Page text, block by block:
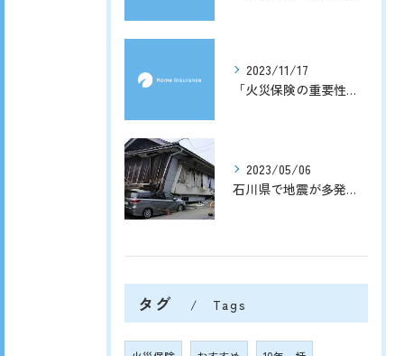
2023/11/17
「火災保険の重要性と申請手続きのポイント」
2023/05/06
石川県で地震が多発！地震保険の補償内容と給付金（保険金）はいくらもらえる？
タグ Tags